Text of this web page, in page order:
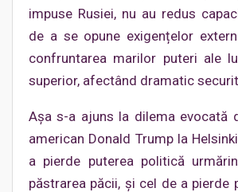
impuse Rusiei, nu au redus
de a se opune exigențelor
confruntarea marilor puteri ale
superior, afectând dramatic
Așa s-a ajuns la dilema evocată
american Donald Trump la
a pierde puterea politică
păstrarea păcii, și cel de a pierde